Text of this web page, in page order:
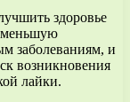
здоровье
меньшую
заболеваниям, и
возникновения
лайки.